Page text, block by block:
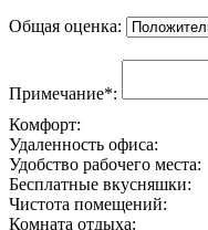
Общая оценка:
Примечание*:
Комфорт:
Удаленность офиса:
Удобство рабочего места:
Бесплатные вкусняшки:
Чистота помещений:
Комната отдыха: